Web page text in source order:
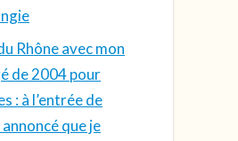
Rhône avec mon
de 2004 pour
: à l’entrée de
annoncé que je